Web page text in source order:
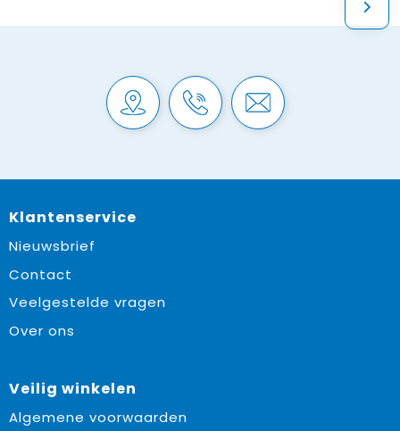
Klantenservice
Nieuwsbrief
Contact
Veelgestelde vragen
Over ons
Veilig winkelen
Algemene voorwaarden